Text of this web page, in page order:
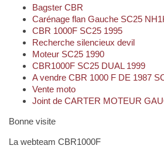
Bagster CBR
Carénage flan Gauche SC25
CBR 1000F SC25 1995
Recherche silencieux devil
Moteur SC25 1990
CBR1000F SC25 DUAL 1999
A vendre CBR 1000 F DE 1987
Vente moto
Joint de CARTER MOTEUR
Bonne visite
La webteam CBR1000F